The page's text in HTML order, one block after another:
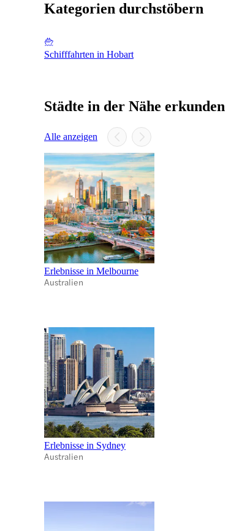
Kategorien durchstöbern
Schifffahrten in Hobart
Städte in der Nähe erkunden
Alle anzeigen
Erlebnisse in Melbourne
Australien
Erlebnisse in Sydney
Australien